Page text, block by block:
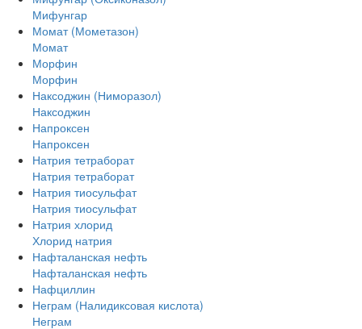
Мифунгар
Момат (Мометазон)
Момат
Морфин
Морфин
Наксоджин (Ниморазол)
Наксоджин
Напроксен
Напроксен
Натрия тетраборат
Натрия тетраборат
Натрия тиосульфат
Натрия тиосульфат
Натрия хлорид
Хлорид натрия
Нафталанская нефть
Нафталанская нефть
Нафциллин
Неграм (Налидиксовая кислота)
Неграм